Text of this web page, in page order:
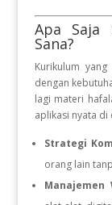
Apa Saja
Sana?
Kurikulum
dengan
lagi materi
aplikasi nyata di
Strategi
orang lain